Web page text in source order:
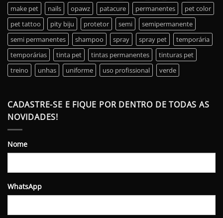
make pet
nails opawz patacure permanentes
pet color
pet tattoo
pity biju protetor semi
semipermanente
semi permanentes
shampoo spray spray pet
temporária
temporárias
tinta pet tintas permanentes
tinturas pet
treino
unhas uniforme uso profissional verde
CADASTRE-SE E FIQUE POR DENTRO DE TODAS AS
NOVIDADES!
Nome
WhatsApp